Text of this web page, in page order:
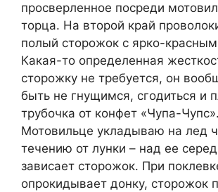
просверленное посреди
торца. На второй край
полый сторожок с ярко-
Какая-то определенная
сторожку не требуется, он
быть не гнущимся, сгодиться и
трубочка от конфет «Чупа-Чупс».
Мотовильце укладываю на лед
течению от лунки – над ее
зависает сторожок. При
опрокидывает донку, сторожок